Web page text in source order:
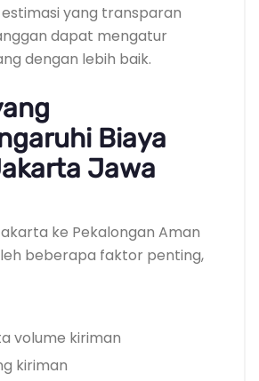
yang transparan
dapat mengatur
dengan lebih baik.
Biaya
Jawa
ke Pekalongan Aman
beberapa faktor penting,
volume kiriman
kiriman